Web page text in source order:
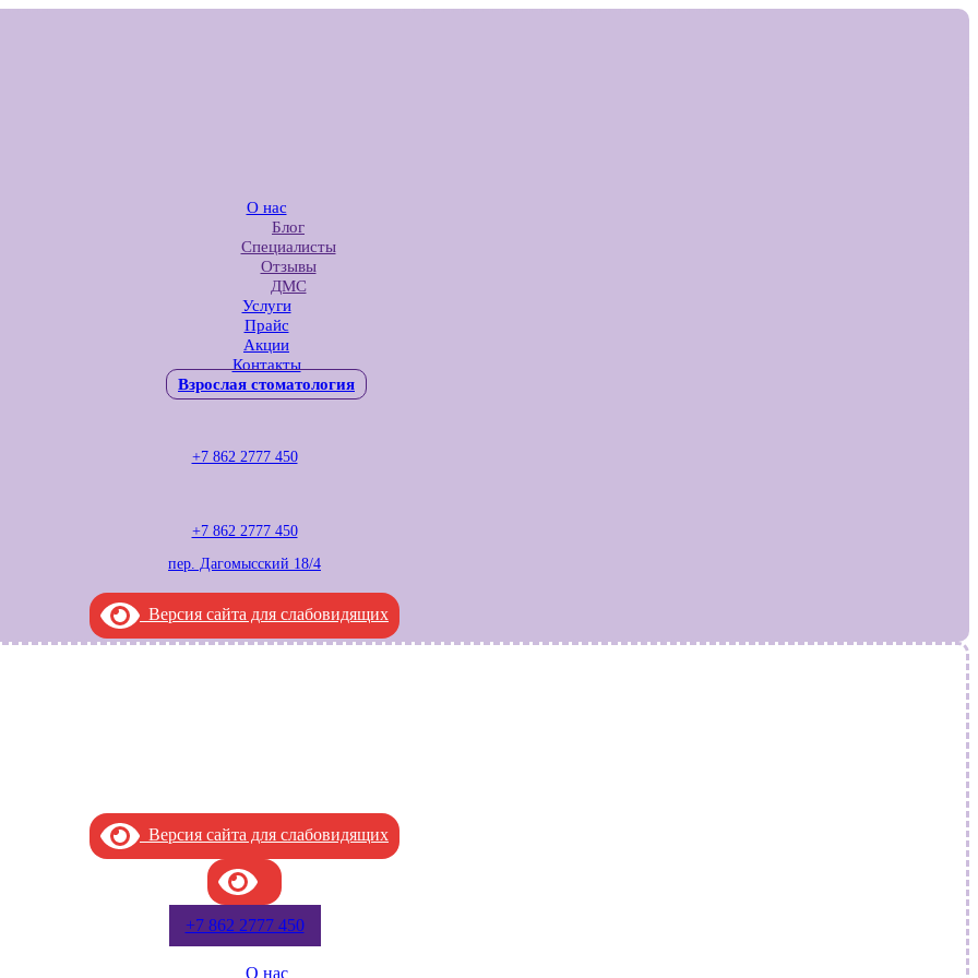
О нас
Блог
Специалисты
Отзывы
ДМС
Услуги
Прайс
Акции
Контакты
Взрослая стоматология
+7 862 2777 450
+7 862 2777 450
пер. Дагомысский 18/4
Версия сайта для слабовидящих
Версия сайта для слабовидящих
+7 862 2777 450
О нас